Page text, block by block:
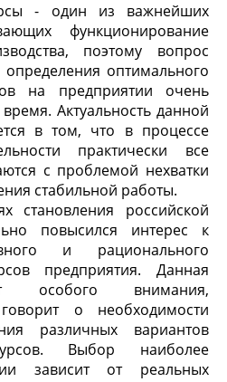
- один из важнейших
функционирование
поэтому вопрос
оптимального
на предприятии очень
Актуальность данной
в том, что в процессе
практически все
с проблемой нехватки
стабильной работы.
становления российской
повысился интерес к
и рационального
предприятия. Данная
особого внимания,
о необходимости
различных вариантов
Выбор наиболее
зависит от реальных